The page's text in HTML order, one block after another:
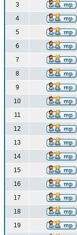
3
4
5
6
7
8
9
10
11
12
13
14
15
16
17
18
19